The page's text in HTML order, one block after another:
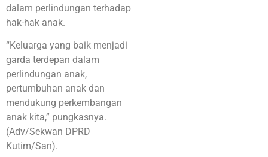
dalam perlindungan terhadap
hak-hak anak.
“Keluarga yang baik menjadi
garda terdepan dalam
perlindungan anak,
pertumbuhan anak dan
mendukung perkembangan
anak kita,” pungkasnya.
(Adv/Sekwan DPRD
Kutim/San).